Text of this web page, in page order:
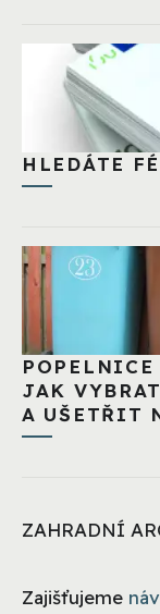
HLEDÁTE
JAK
A UŠETŘIT
ZAHRADNÍ
Zajišťujeme